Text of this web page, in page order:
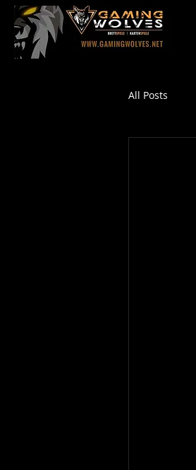
All Posts